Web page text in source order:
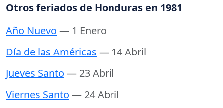
Otros feriados de Honduras en 1981
Año Nuevo — 1 Enero
Día de las Américas — 14 Abril
Jueves Santo — 23 Abril
Viernes Santo — 24 Abril